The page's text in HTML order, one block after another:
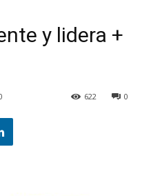
y lidera +
0
622